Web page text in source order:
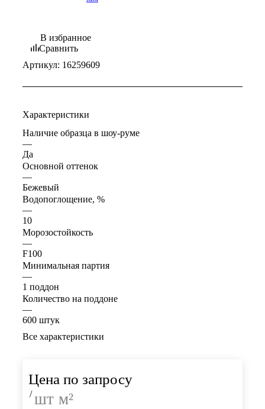
В избранное
Сравнить
Артикул: 16259609
Характеристики
Наличие образца в шоу-руме
—
Да
Основной оттенок
—
Бежевый
Водопоглощение, %
—
10
Морозостойкость
—
F100
Минимальная партия
—
1 поддон
Количество на поддоне
—
600 штук
Все характеристики
Цена по запросу
/ шт м²